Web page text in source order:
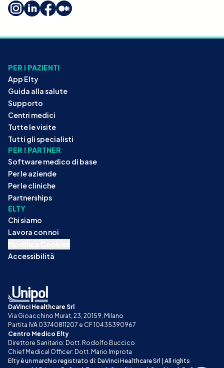
PER I PAZIENTI
App Elty
Guida alla salute
Supporto
Centri medici
Tutte le visite
Tutti gli specialisti
PER I PARTNER
Software medico di base
Per le aziende
Per le cliniche
Partnerships
ELTY
Chi siamo
Lavora con noi
Accessibilità
DaVinci Healthcare Srl
Via Gioacchino Murat, 23, 20159, Milano
Partita IVA 03740811207 e CF 10435390967
Centro Medico Elty
Direttore Sanitario: Dott. Rodolfo Buccico
Chief Medical Officer: Dott. Mario Improta
Elty è un marchio registrato di: DaVinci Healthcare Srl | All rights